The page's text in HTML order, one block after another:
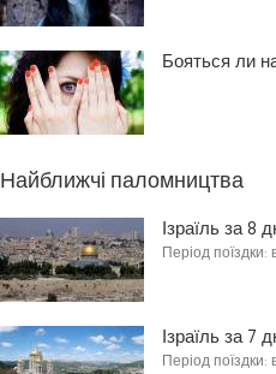
Бояться ли
Найближчі паломництва
Ізраїль за 8
Період поїздки:
Ізраїль за 7
Період поїздки: